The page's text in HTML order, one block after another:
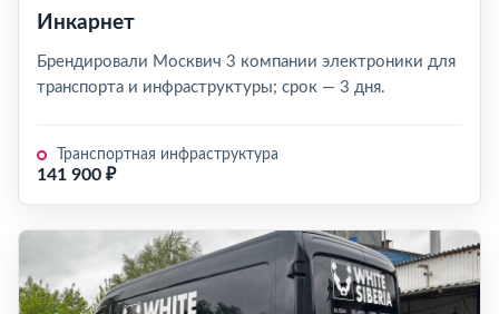
Инкарнет
Брендировали Москвич 3 компании электроники для
транспорта и инфраструктуры; срок — 3 дня.
Транспортная инфраструктура
141 900 ₽